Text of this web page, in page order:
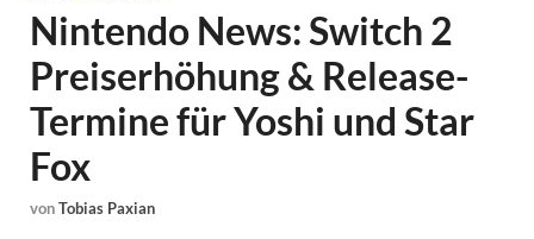
Nintendo News: Switch 2
Preiserhöhung & Release-
Termine für Yoshi und Star
Fox
vonTobias Paxian